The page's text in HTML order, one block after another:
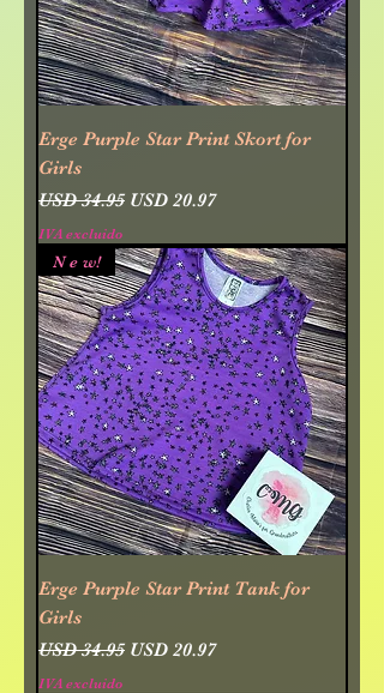
Erge Purple Star Print Skort for
Girls
Precio
USD 34.95 Precio de oferta
USD 20.97
IVA excluido
N e w!
Erge Purple Star Print Tank for
Girls
Precio
USD 34.95 Precio de oferta
USD 20.97
IVA excluido